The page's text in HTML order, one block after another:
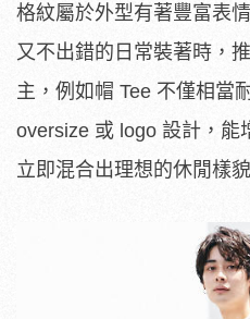
格紋屬於外型有著豐富表
又不出錯的日常裝著時，
主，例如帽 Tee 不僅相當
oversize 或 logo 設計，能
立即混合出理想的休閒樣貌